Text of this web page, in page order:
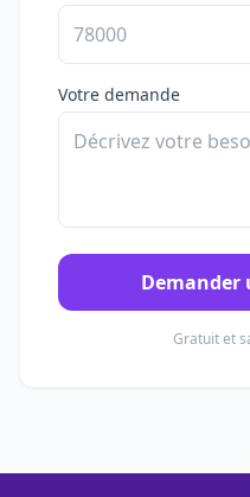
Votre demande
Demander
Gratuit et